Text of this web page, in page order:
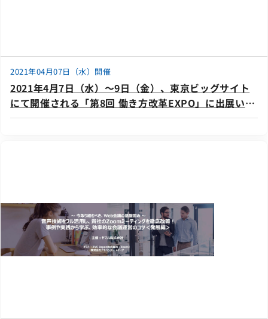
2021年04月07日（水）開催
2021年4月7日（水）～9日（金）、東京ビッグサイト
にて開催される「第8回 働き方改革EXPO」に出展いた
します。